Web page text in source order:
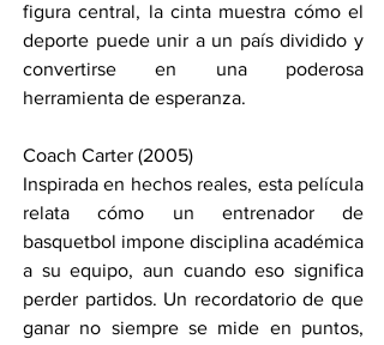
figura central, la cinta muestra cómo el
deporte puede unir a un país dividido y
convertirse en una poderosa
herramienta de esperanza.
Coach Carter (2005)
Inspirada en hechos reales, esta película
relata cómo un entrenador de
basquetbol impone disciplina académica
a su equipo, aun cuando eso significa
perder partidos. Un recordatorio de que
ganar no siempre se mide en puntos,